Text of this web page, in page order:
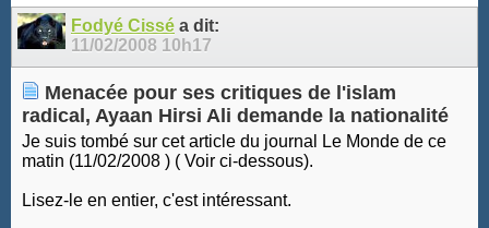
Fodyé Cissé a dit:
11/02/2008 10h17
Menacée pour ses critiques de l'islam
radical, Ayaan Hirsi Ali demande la nationalité
Je suis tombé sur cet article du journal Le Monde de ce
matin (11/02/2008 ) ( Voir ci-dessous).
Lisez-le en entier, c'est intéressant.